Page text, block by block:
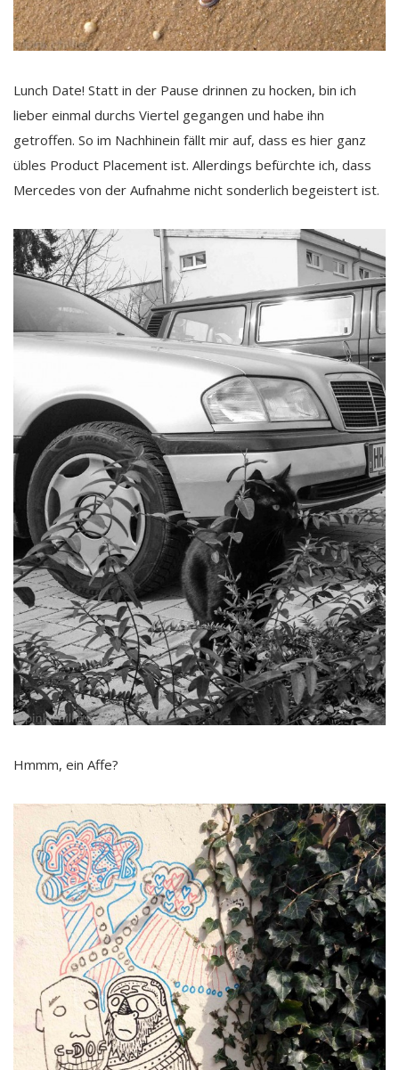
Lunch Date! Statt in der Pause drinnen zu hocken, bin ich
lieber einmal durchs Viertel gegangen und habe ihn
getroffen. So im Nachhinein fällt mir auf, dass es hier ganz
übles Product Placement ist. Allerdings befürchte ich, dass
Mercedes von der Aufnahme nicht sonderlich begeistert ist.
Hmmm, ein Affe?